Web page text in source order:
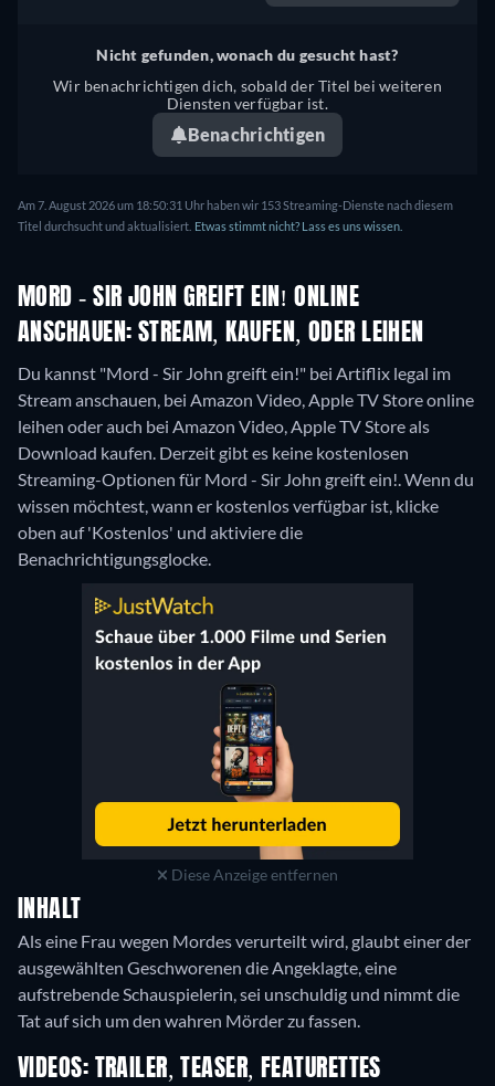
Nicht gefunden, wonach du gesucht hast?
Wir benachrichtigen dich, sobald der Titel bei weiteren
Diensten verfügbar ist.
Benachrichtigen
Am 7. August 2026 um 18:50:31 Uhr haben wir 153 Streaming-Dienste nach diesem
Titel durchsucht und aktualisiert. Etwas stimmt nicht? Lass es uns wissen.
MORD - SIR JOHN GREIFT EIN! ONLINE
ANSCHAUEN: STREAM, KAUFEN, ODER LEIHEN
Du kannst "Mord - Sir John greift ein!" bei Artiflix legal im
Stream anschauen, bei Amazon Video, Apple TV Store online
leihen oder auch bei Amazon Video, Apple TV Store als
Download kaufen. Derzeit gibt es keine kostenlosen
Streaming-Optionen für Mord - Sir John greift ein!. Wenn du
wissen möchtest, wann er kostenlos verfügbar ist, klicke
oben auf 'Kostenlos' und aktiviere die
Benachrichtigungsglocke.
Diese Anzeige entfernen
INHALT
Als eine Frau wegen Mordes verurteilt wird, glaubt einer der
ausgewählten Geschworenen die Angeklagte, eine
aufstrebende Schauspielerin, sei unschuldig und nimmt die
Tat auf sich um den wahren Mörder zu fassen.
VIDEOS: TRAILER, TEASER, FEATURETTES